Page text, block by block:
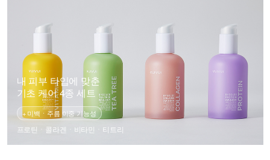
내 피부 타입에 맞춘
기초 케어 4종 세트
+ 미백ㆍ주름 이중 기능성
프로틴ㆍ콜라겐ㆍ비타민ㆍ티트리